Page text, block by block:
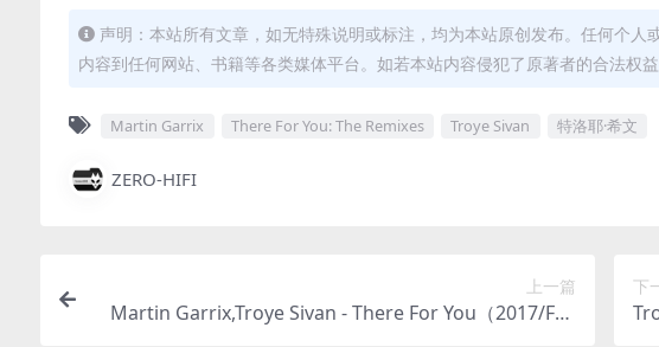
声明：本站所有文章，如无特殊说明或标注，均为本站原创发布。任何个
内容到任何网站、书籍等各类媒体平台。如若本站内容侵犯了原著者的合法权益
Martin Garrix There For You: The Remixes Troye Sivan 特洛耶·希文
ZERO-HIFI
上一篇
Martin Garrix,Troye Sivan - There For You（2017/FLA
下